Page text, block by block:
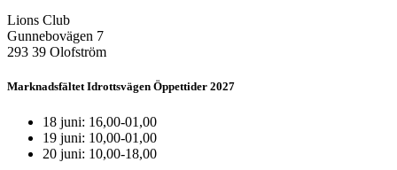
Lions Club
Gunnebovägen 7
293 39 Olofström
Marknadsfältet Idrottsvägen Öppettider 2027
18 juni: 16,00-01,00
19 juni: 10,00-01,00
20 juni: 10,00-18,00